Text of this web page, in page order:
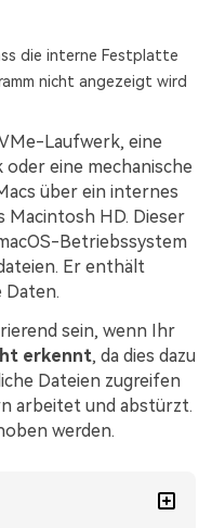
die interne Festplatte
nicht angezeigt wird
Laufwerk, eine
eine mechanische
über ein internes
Macintosh HD. Dieser
Betriebssystem
Er enthält
Daten.
sein, wenn Ihr
erkennt, da dies dazu
Dateien zugreifen
arbeitet und abstürzt.
werden.